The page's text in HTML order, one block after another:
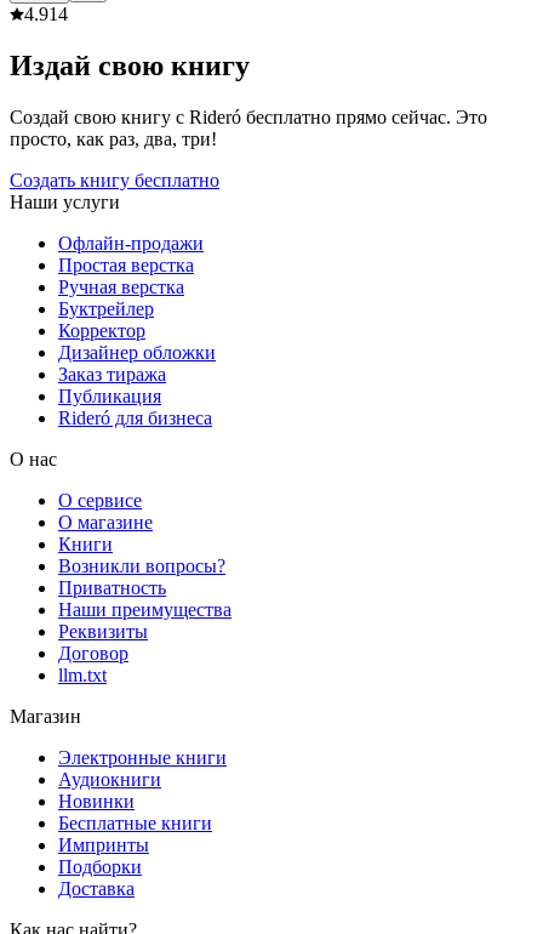
4.914
Издай свою книгу
Создай свою книгу с Rideró бесплатно прямо сейчас. Это
просто, как раз, два, три!
Создать книгу бесплатно
Наши услуги
Офлайн-продажи
Простая верстка
Ручная верстка
Буктрейлер
Корректор
Дизайнер обложки
Заказ тиража
Публикация
Rideró для бизнеса
О нас
О сервисе
О магазине
Книги
Возникли вопросы?
Приватность
Наши преимущества
Реквизиты
Договор
llm.txt
Магазин
Электронные книги
Аудиокниги
Новинки
Бесплатные книги
Импринты
Подборки
Доставка
Как нас найти?